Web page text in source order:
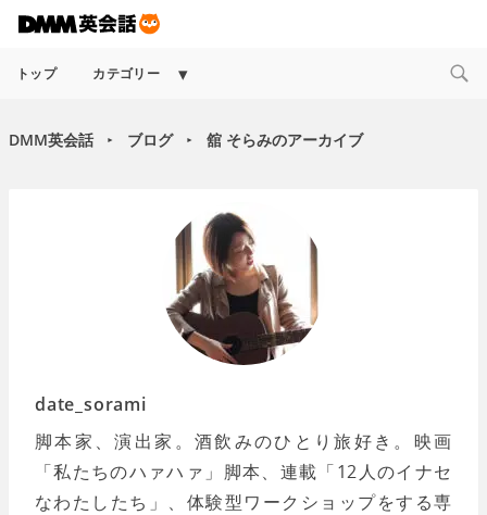
トップ カテゴリー
DMM英会話 ► ブログ ► 舘 そらみのアーカイブ
date_sorami
脚本家、演出家。酒飲みのひとり旅好き。映画
「私たちのハァハァ」脚本、連載「12人のイナセ
なわたしたち」、体験型ワークショップをする専